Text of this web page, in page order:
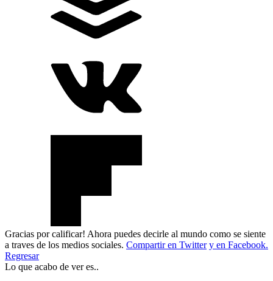
Gracias por calificar! Ahora puedes decirle al mundo como se siente
a traves de los medios sociales. Compartir en Twitter y en Facebook.
Regresar
Lo que acabo de ver es..